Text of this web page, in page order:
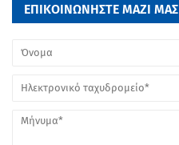
ΕΠΙΚΟΙΝΩΝΗΣΤΕ ΜΑΖΙ ΜΑΣ